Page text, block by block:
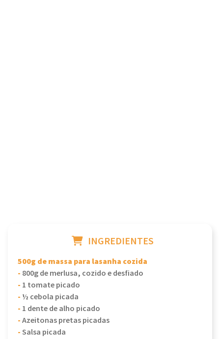
INGREDIENTES
500g de massa para lasanha cozida
- 800g de merlusa, cozido e desfiado
- 1 tomate picado
-½ cebola picada
- 1 dente de alho picado
-Azeitonas pretas picadas
-Salsa picada